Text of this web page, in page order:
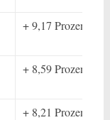
+ 9,17 Prozent
+ 8,59 Prozent
+ 8,21 Prozent